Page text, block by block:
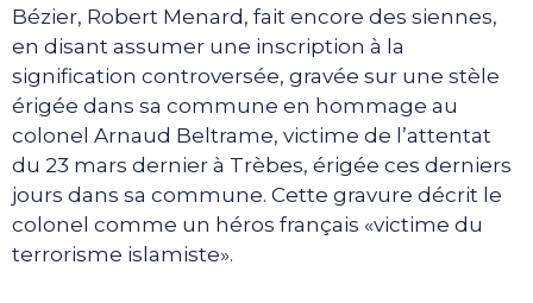
Bézier, Robert Menard, fait encore des siennes,
en disant assumer une inscription à la
signification controversée, gravée sur une stèle
érigée dans sa commune en hommage au
colonel Arnaud Beltrame, victime de l’attentat
du 23 mars dernier à Trèbes, érigée ces derniers
jours dans sa commune. Cette gravure décrit le
colonel comme un héros français «victime du
terrorisme islamiste».